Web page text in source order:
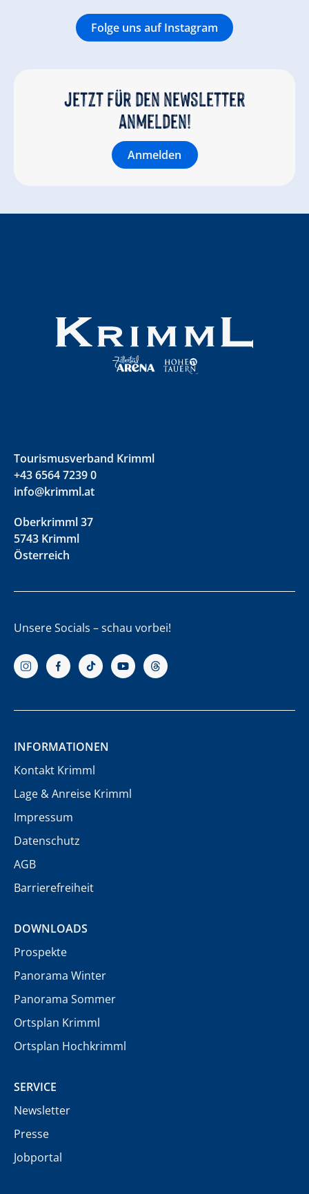
Folge uns auf Instagram
Jetzt für den newsletter
anmelden!
Anmelden
Tourismusverband Krimml
+43 6564 7239 0
info@krimml.at
Oberkrimml 37
5743 Krimml
Österreich
Unsere Socials – schau vorbei!
INFORMATIONEN
Kontakt Krimml
Lage & Anreise Krimml
Impressum
Datenschutz
AGB
Barrierefreiheit
DOWNLOADS
Prospekte
Panorama Winter
Panorama Sommer
Ortsplan Krimml
Ortsplan Hochkrimml
SERVICE
Newsletter
Presse
Jobportal